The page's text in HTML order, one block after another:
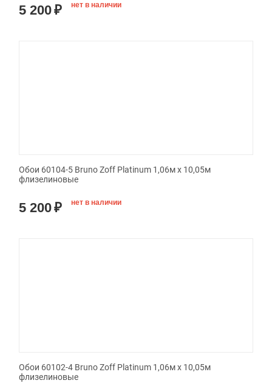
5 200₽ нет в наличии
Обои 60104-5 Bruno Zoff Platinum 1,06м х 10,05м
флизелиновые
5 200₽ нет в наличии
Обои 60102-4 Bruno Zoff Platinum 1,06м х 10,05м
флизелиновые